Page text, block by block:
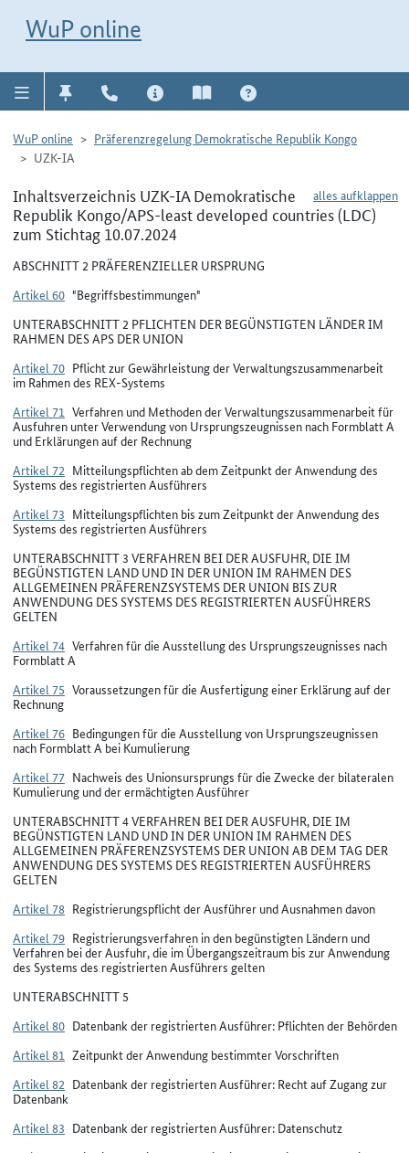
WuP online
WuP online
Präferenzregelung Demokratische Republik Kongo
UZK-IA
alles aufklappen
Inhaltsverzeichnis UZK-IA Demokratische
Republik Kongo/APS-least developed countries (LDC)
zum Stichtag 10.07.2024
ABSCHNITT 2 PRÄFERENZIELLER URSPRUNG
Artikel 60 "Begriffsbestimmungen"
UNTERABSCHNITT 2 PFLICHTEN DER BEGÜNSTIGTEN LÄNDER IM
RAHMEN DES APS DER UNION
Artikel 70 Pflicht zur Gewährleistung der Verwaltungszusammenarbeit
im Rahmen des REX-Systems
Artikel 71 Verfahren und Methoden der Verwaltungszusammenarbeit für
Ausfuhren unter Verwendung von Ursprungszeugnissen nach Formblatt A
und Erklärungen auf der Rechnung
Artikel 72 Mitteilungspflichten ab dem Zeitpunkt der Anwendung des
Systems des registrierten Ausführers
Artikel 73 Mitteilungspflichten bis zum Zeitpunkt der Anwendung des
Systems des registrierten Ausführers
UNTERABSCHNITT 3 VERFAHREN BEI DER AUSFUHR, DIE IM
BEGÜNSTIGTEN LAND UND IN DER UNION IM RAHMEN DES
ALLGEMEINEN PRÄFERENZSYSTEMS DER UNION BIS ZUR
ANWENDUNG DES SYSTEMS DES REGISTRIERTEN AUSFÜHRERS
GELTEN
Artikel 74 Verfahren für die Ausstellung des Ursprungszeugnisses nach
Formblatt A
Artikel 75 Voraussetzungen für die Ausfertigung einer Erklärung auf der
Rechnung
Artikel 76 Bedingungen für die Ausstellung von Ursprungszeugnissen
nach Formblatt A bei Kumulierung
Artikel 77 Nachweis des Unionsursprungs für die Zwecke der bilateralen
Kumulierung und der ermächtigten Ausführer
UNTERABSCHNITT 4 VERFAHREN BEI DER AUSFUHR, DIE IM
BEGÜNSTIGTEN LAND UND IN DER UNION IM RAHMEN DES
ALLGEMEINEN PRÄFERENZSYSTEMS DER UNION AB DEM TAG DER
ANWENDUNG DES SYSTEMS DES REGISTRIERTEN AUSFÜHRERS
GELTEN
Artikel 78 Registrierungspflicht der Ausführer und Ausnahmen davon
Artikel 79 Registrierungsverfahren in den begünstigten Ländern und
Verfahren bei der Ausfuhr, die im Übergangszeitraum bis zur Anwendung
des Systems des registrierten Ausführers gelten
UNTERABSCHNITT 5
Artikel 80 Datenbank der registrierten Ausführer: Pflichten der Behörden
Artikel 81 Zeitpunkt der Anwendung bestimmter Vorschriften
Artikel 82 Datenbank der registrierten Ausführer: Recht auf Zugang zur
Datenbank
Artikel 83 Datenbank der registrierten Ausführer: Datenschutz